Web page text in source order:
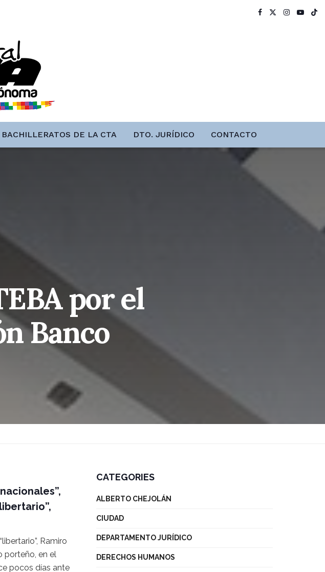
DE LA CTA DTO. JURÍDICO CONTACTO
por el
Banco
Ramiro
porteño, en el
pocos días ante
CATEGORIES
ALBERTO CHEJOLÁN
CIUDAD
DEPARTAMENTO JURÍDICO
DERECHOS HUMANOS